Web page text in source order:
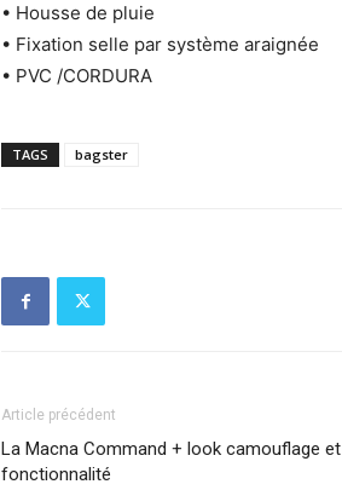
• Housse de pluie
• Fixation selle par système araignée
• PVC /CORDURA
TAGS bagster
Article précédent
La Macna Command + look camouflage et
fonctionnalité